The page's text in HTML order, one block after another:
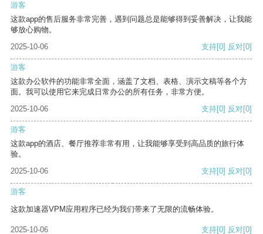
游客
这款app的售后服务非常完善，遇到问题总是能够得到妥善解决，让我能
够放心购物。
2025-10-06
支持[0] 反对[0]
游客
这款办公软件的功能非常全面，涵盖了文档、表格、演示文稿等各个方
面。我可以使用它来完成日常办公的所有任务，非常方便。
2025-10-06
支持[0] 反对[0]
游客
这款app的酒店、餐厅推荐非常有用，让我能够享受到高品质的旅行体
验。
2025-10-06
支持[0] 反对[0]
游客
这款加速器VPM应用程序已经为我们带来了无限的流畅体验。
2025-10-06 支持[0] 反对[0]